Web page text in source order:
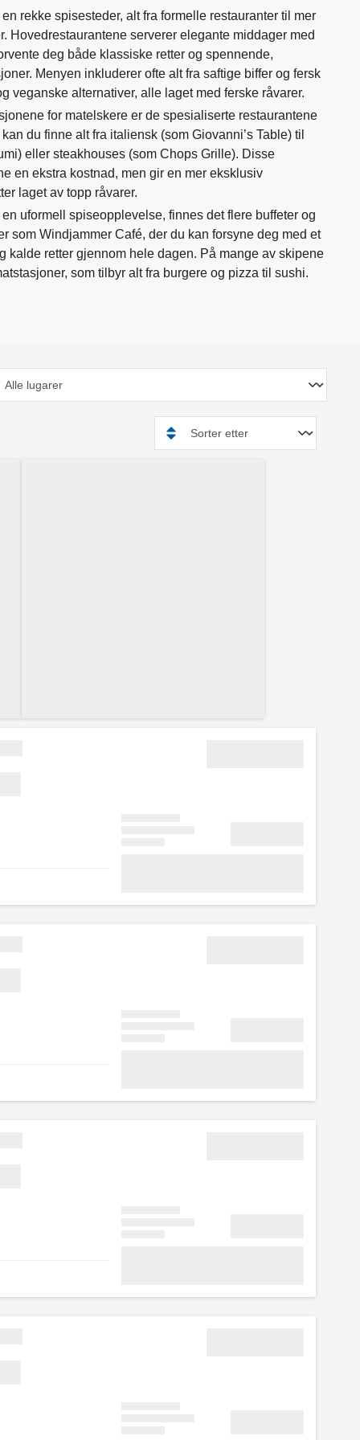
rekke spisesteder, alt fra formelle restauranter til mer
Hovedrestaurantene serverer elegante middager med
deg både klassiske retter og spennende,
Menyen inkluderer ofte alt fra saftige biffer og fersk
veganske alternativer, alle laget med ferske råvarer.
for matelskere er de spesialiserte restaurantene
du finne alt fra italiensk (som Giovanni’s Table) til
eller steakhouses (som Chops Grille). Disse
en ekstra kostnad, men gir en mer eksklusiv
laget av topp råvarer.
uformell spiseopplevelse, finnes det flere buffeter og
som Windjammer Café, der du kan forsyne deg med et
kalde retter gjennom hele dagen. På mange av skipene
som tilbyr alt fra burgere og pizza til sushi.